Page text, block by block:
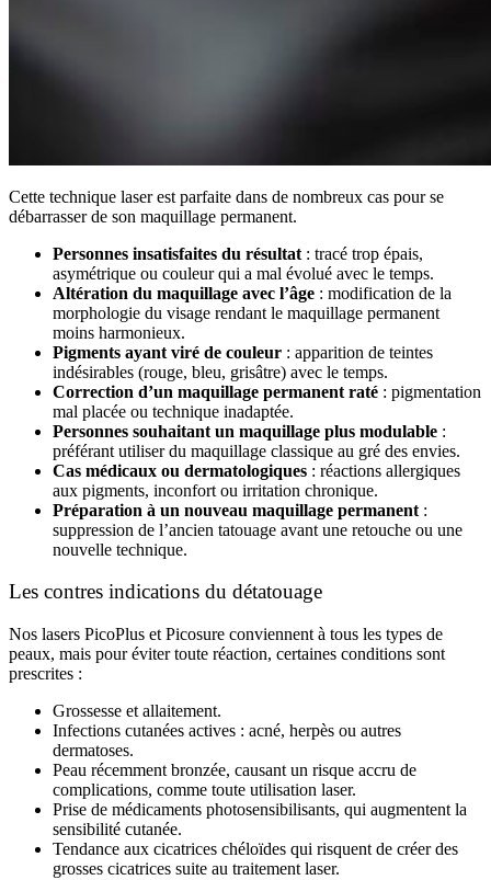
Cette technique laser est parfaite dans de nombreux cas pour se
débarrasser de son maquillage permanent.
Personnes insatisfaites du résultat : tracé trop épais,
asymétrique ou couleur qui a mal évolué avec le temps.
Altération du maquillage avec l’âge : modification de la
morphologie du visage rendant le maquillage permanent
moins harmonieux.
Pigments ayant viré de couleur : apparition de teintes
indésirables (rouge, bleu, grisâtre) avec le temps.
Correction d’un maquillage permanent raté : pigmentation
mal placée ou technique inadaptée.
Personnes souhaitant un maquillage plus modulable :
préférant utiliser du maquillage classique au gré des envies.
Cas médicaux ou dermatologiques : réactions allergiques
aux pigments, inconfort ou irritation chronique.
Préparation à un nouveau maquillage permanent :
suppression de l’ancien tatouage avant une retouche ou une
nouvelle technique.
Les contres indications du détatouage
Nos lasers PicoPlus et Picosure conviennent à tous les types de
peaux, mais pour éviter toute réaction, certaines conditions sont
prescrites :
Grossesse et allaitement.
Infections cutanées actives : acné, herpès ou autres
dermatoses.
Peau récemment bronzée, causant un risque accru de
complications, comme toute utilisation laser.
Prise de médicaments photosensibilisants, qui augmentent la
sensibilité cutanée.
Tendance aux cicatrices chéloïdes qui risquent de créer des
grosses cicatrices suite au traitement laser.